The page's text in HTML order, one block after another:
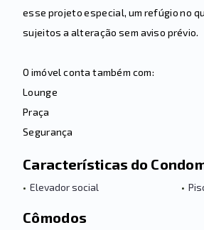
esse projeto especial, um refúgio no
sujeitos a alteração sem aviso prévio.
O imóvel conta também com:
Lounge
Praça
Segurança
Características do
• Elevador social •
Cômodos